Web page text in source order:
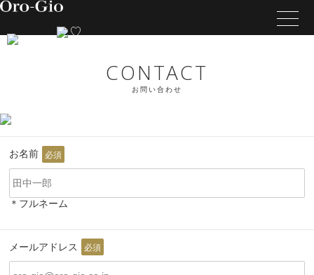
CONTACT
お問い合わせ
お名前 必須
＊フルネーム
メールアドレス 必須